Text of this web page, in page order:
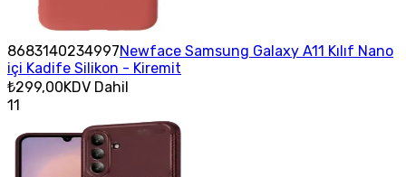
8683140234997Newface Samsung Galaxy A11 Kılıf Nano
içi Kadife Silikon - Kiremit
₺299,00KDV Dahil
11